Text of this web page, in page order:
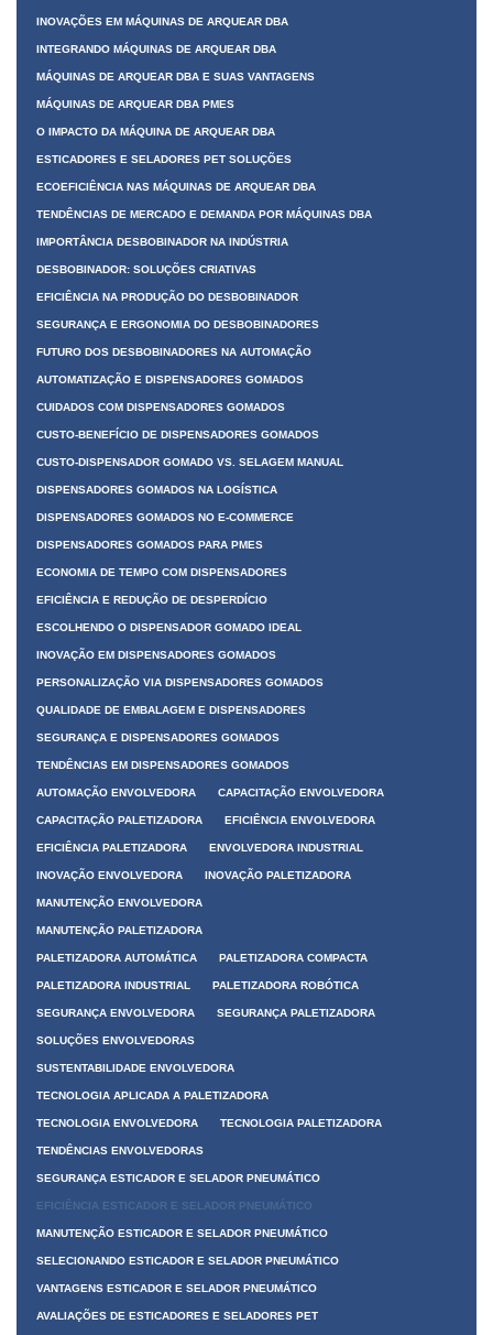
INOVAÇÕES EM MÁQUINAS DE ARQUEAR DBA
INTEGRANDO MÁQUINAS DE ARQUEAR DBA
MÁQUINAS DE ARQUEAR DBA E SUAS VANTAGENS
MÁQUINAS DE ARQUEAR DBA PMES
O IMPACTO DA MÁQUINA DE ARQUEAR DBA
ESTICADORES E SELADORES PET SOLUÇÕES
ECOEFICIÊNCIA NAS MÁQUINAS DE ARQUEAR DBA
TENDÊNCIAS DE MERCADO E DEMANDA POR MÁQUINAS DBA
IMPORTÂNCIA DESBOBINADOR NA INDÚSTRIA
DESBOBINADOR: SOLUÇÕES CRIATIVAS
EFICIÊNCIA NA PRODUÇÃO DO DESBOBINADOR
SEGURANÇA E ERGONOMIA DO DESBOBINADORES
FUTURO DOS DESBOBINADORES NA AUTOMAÇÃO
AUTOMATIZAÇÃO E DISPENSADORES GOMADOS
CUIDADOS COM DISPENSADORES GOMADOS
CUSTO-BENEFÍCIO DE DISPENSADORES GOMADOS
CUSTO-DISPENSADOR GOMADO VS. SELAGEM MANUAL
DISPENSADORES GOMADOS NA LOGÍSTICA
DISPENSADORES GOMADOS NO E-COMMERCE
DISPENSADORES GOMADOS PARA PMES
ECONOMIA DE TEMPO COM DISPENSADORES
EFICIÊNCIA E REDUÇÃO DE DESPERDÍCIO
ESCOLHENDO O DISPENSADOR GOMADO IDEAL
INOVAÇÃO EM DISPENSADORES GOMADOS
PERSONALIZAÇÃO VIA DISPENSADORES GOMADOS
QUALIDADE DE EMBALAGEM E DISPENSADORES
SEGURANÇA E DISPENSADORES GOMADOS
TENDÊNCIAS EM DISPENSADORES GOMADOS
AUTOMAÇÃO ENVOLVEDORA CAPACITAÇÃO ENVOLVEDORA
CAPACITAÇÃO PALETIZADORA EFICIÊNCIA ENVOLVEDORA
EFICIÊNCIA PALETIZADORA ENVOLVEDORA INDUSTRIAL
INOVAÇÃO ENVOLVEDORA INOVAÇÃO PALETIZADORA
MANUTENÇÃO ENVOLVEDORA
MANUTENÇÃO PALETIZADORA
PALETIZADORA AUTOMÁTICA PALETIZADORA COMPACTA
PALETIZADORA INDUSTRIAL PALETIZADORA ROBÓTICA
SEGURANÇA ENVOLVEDORA SEGURANÇA PALETIZADORA
SOLUÇÕES ENVOLVEDORAS
SUSTENTABILIDADE ENVOLVEDORA
TECNOLOGIA APLICADA A PALETIZADORA
TECNOLOGIA ENVOLVEDORA TECNOLOGIA PALETIZADORA
TENDÊNCIAS ENVOLVEDORAS
SEGURANÇA ESTICADOR E SELADOR PNEUMÁTICO
EFICIÊNCIA ESTICADOR E SELADOR PNEUMÁTICO
MANUTENÇÃO ESTICADOR E SELADOR PNEUMÁTICO
SELECIONANDO ESTICADOR E SELADOR PNEUMÁTICO
VANTAGENS ESTICADOR E SELADOR PNEUMÁTICO
AVALIAÇÕES DE ESTICADORES E SELADORES PET